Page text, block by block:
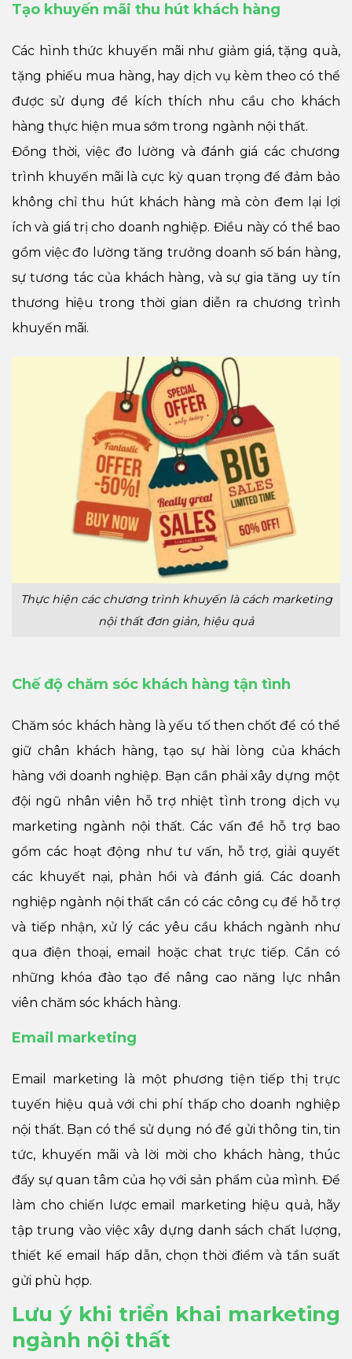
Tạo khuyến mãi thu hút khách hàng
Các hình thức khuyến mãi như giảm giá, tặng quà,
tặng phiếu mua hàng, hay dịch vụ kèm theo có thể
được sử dụng để kích thích nhu cầu cho khách
hàng thực hiện mua sớm trong ngành nội thất.
Đồng thời, việc đo lường và đánh giá các chương
trình khuyến mãi là cực kỳ quan trọng để đảm bảo
không chỉ thu hút khách hàng mà còn đem lại lợi
ích và giá trị cho doanh nghiệp. Điều này có thể bao
gồm việc đo lường tăng trưởng doanh số bán hàng,
sự tương tác của khách hàng, và sự gia tăng uy tín
thương hiệu trong thời gian diễn ra chương trình
khuyến mãi.
Thực hiện các chương trình khuyến là cách marketing
nội thất đơn giản, hiệu quả
Chế độ chăm sóc khách hàng tận tình
Chăm sóc khách hàng là yếu tố then chốt để có thể
giữ chân khách hàng, tạo sự hài lòng của khách
hàng với doanh nghiệp. Bạn cần phải xây dựng một
đội ngũ nhân viên hỗ trợ nhiệt tình trong dịch vụ
marketing ngành nội thất. Các vấn đề hỗ trợ bao
gồm các hoạt động như tư vấn, hỗ trợ, giải quyết
các khuyết nại, phản hồi và đánh giá. Các doanh
nghiệp ngành nội thất cần có các công cụ để hỗ trợ
và tiếp nhận, xử lý các yêu cầu khách ngành như
qua điện thoại, email hoặc chat trực tiếp. Cần có
những khóa đào tạo để nâng cao năng lực nhân
viên chăm sóc khách hàng.
Email marketing
Email marketing là một phương tiện tiếp thị trực
tuyến hiệu quả với chi phí thấp cho doanh nghiệp
nội thất. Bạn có thể sử dụng nó để gửi thông tin, tin
tức, khuyến mãi và lời mời cho khách hàng, thúc
đẩy sự quan tâm của họ với sản phẩm của mình. Để
làm cho chiến lược email marketing hiệu quả, hãy
tập trung vào việc xây dựng danh sách chất lượng,
thiết kế email hấp dẫn, chọn thời điểm và tần suất
gửi phù hợp.
Lưu ý khi triển khai marketing
ngành nội thất